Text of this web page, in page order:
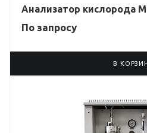
Анализатор кислорода
По запросу
В